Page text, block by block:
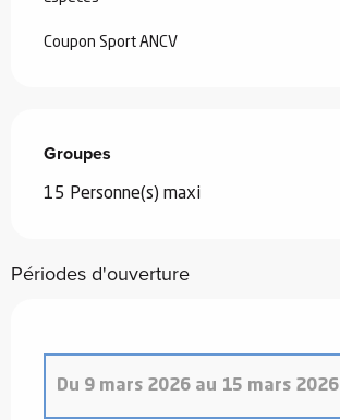
Coupon Sport ANCV
Groupes
Groupes
15 Personne(s) maxi
Périodes d'ouverture
Du 9 mars 2026 au 15 mars 2026